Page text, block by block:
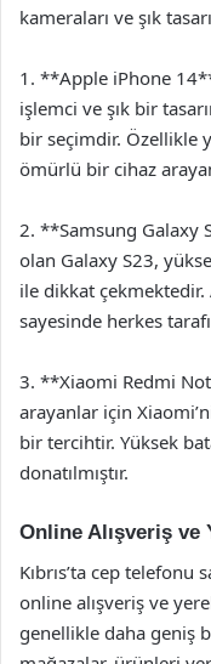
kameraları ve şık
1. **Apple iPhone
işlemci ve şık bir
bir seçimdir. Özellikle
ömürlü bir cihaz
2. **Samsung Galaxy
olan Galaxy S23,
ile dikkat çekmektedir.
sayesinde herkes
3. **Xiaomi Redmi
arayanlar için
bir tercihtir. Yüksek
donatılmıştır.
Online Alışveriş ve
Kıbrıs’ta cep telefonu
online alışveriş ve
genellikle daha geniş